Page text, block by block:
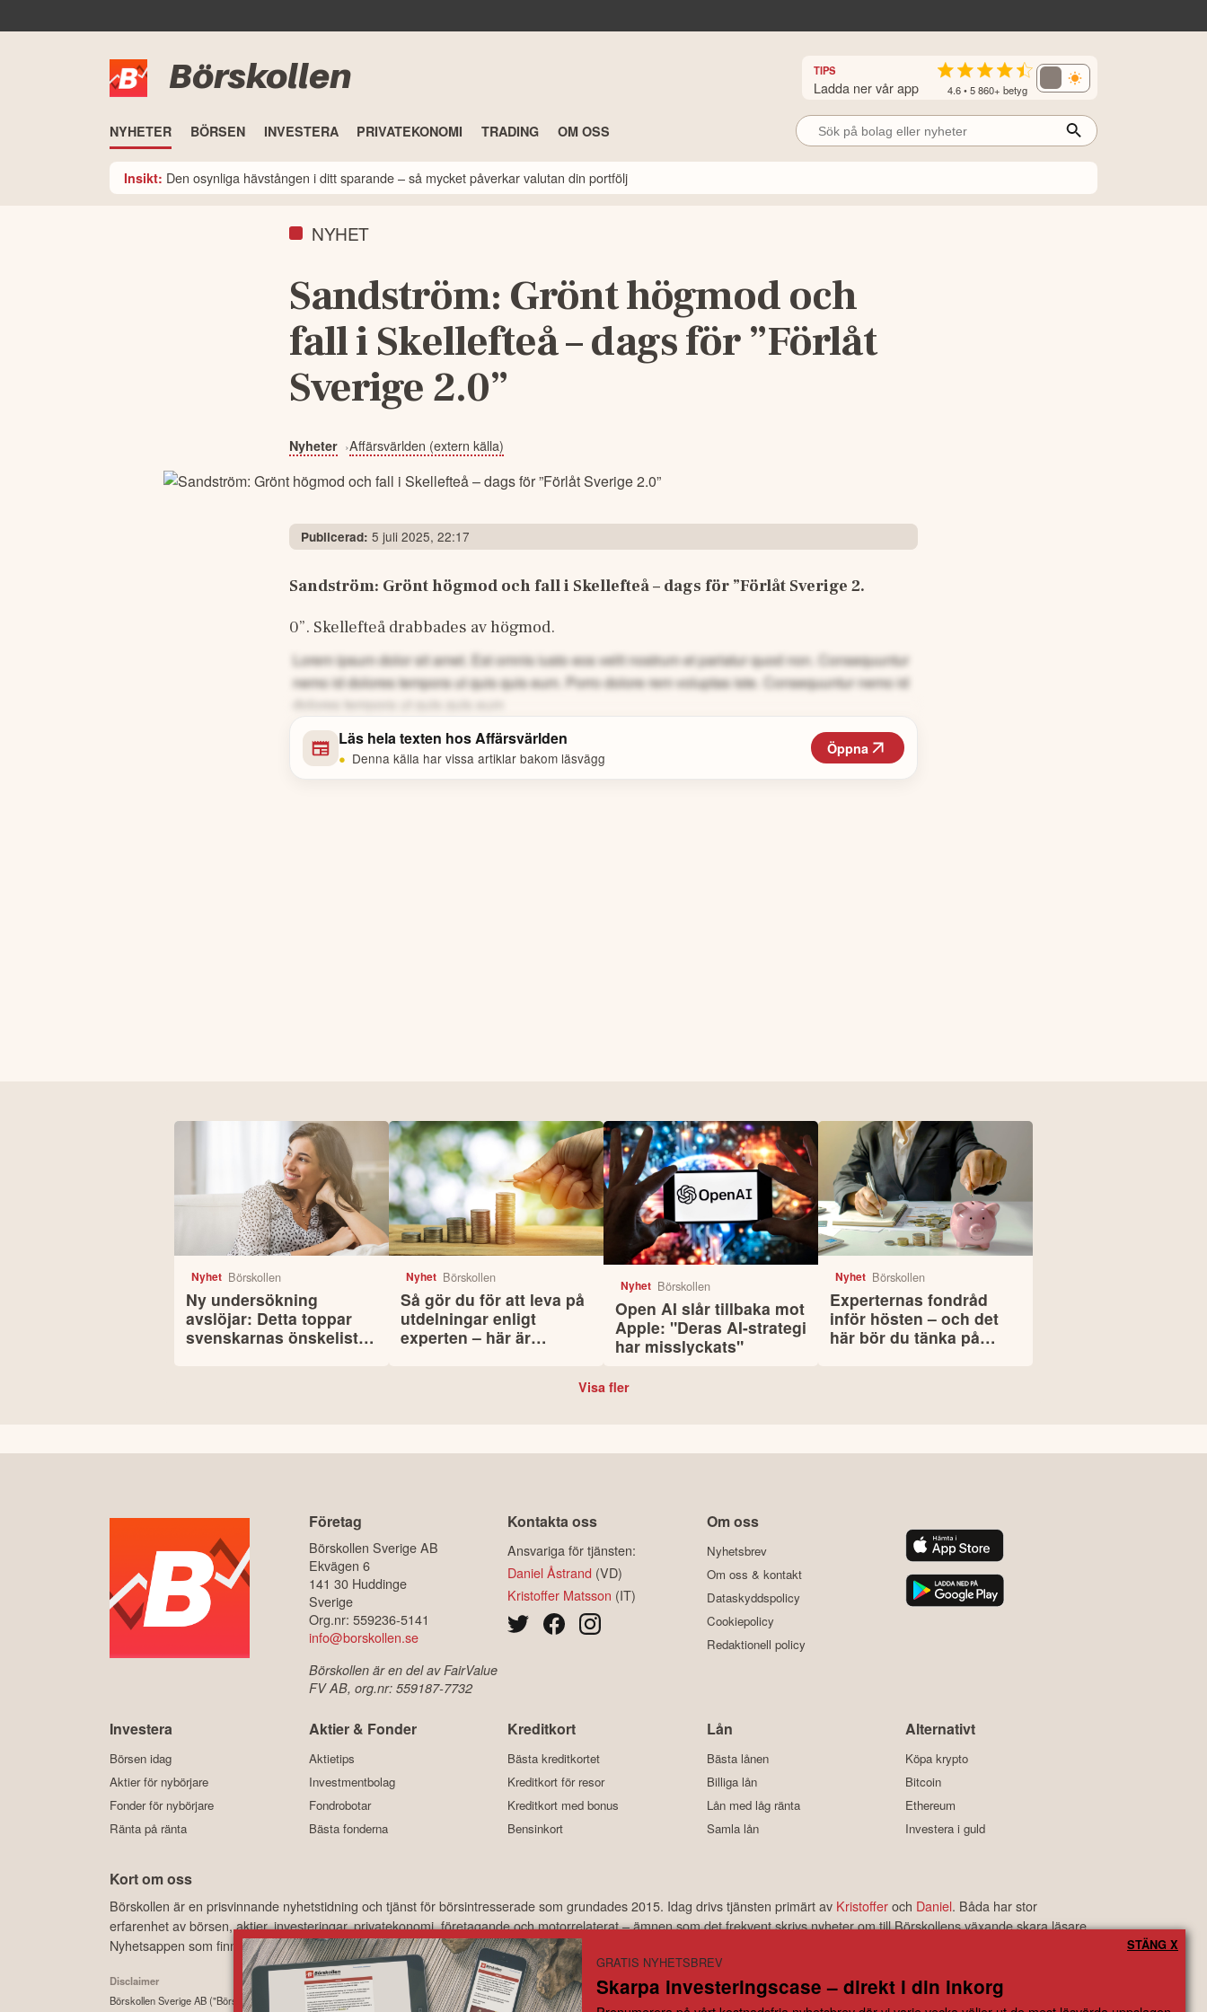
Börskollen TIPS
Ladda ner vår app 4.6 • 5 860+ betyg
NYHETER BÖRSEN INVESTERA PRIVATEKONOMI TRADING OM OSS
Insikt: Den osynliga hävstången i ditt sparande – så mycket påverkar valutan din portfölj
NYHET
Sandström: Grönt högmod och
fall i Skellefteå – dags för ”Förlåt
Sverige 2.0”
Nyheter Affärsvärlden (extern källa)
Publicerad: 5 juli 2025, 22:17
Sandström: Grönt högmod och fall i Skellefteå – dags för ”Förlåt Sverige 2.
0”. Skellefteå drabbades av högmod.
Lorem ipsum dolor sit amet. Est omnis iusto eos velit nostrum et pariatur quod non. Consequuntur
nemo id dolores tempora ut quis quis eum. Porro dolore rem voluptas iste. Consequuntur nemo id
dolores tempora ut quis quis eum
Läs hela texten hosAffärsvärlden
• Denna källa har vissa artiklar bakom läsvägg
Öppna
Nyhet Börskollen
Ny undersökning
avslöjar: Detta toppar
svenskarnas önskelista
Nyhet Börskollen
Så gör du för att leva på
utdelningar enligt
experten – här är
Nyhet Börskollen
Open AI slår tillbaka mot
Apple: "Deras AI-strategi
har misslyckats"
Nyhet Börskollen
Experternas fondråd
inför hösten – och det
här bör du tänka på
Visa fler
Företag
Börskollen Sverige AB
Ekvägen 6
141 30 Huddinge
Sverige
Org.nr: 559236-5141
info@borskollen.se
Börskollen är en del av FairValue
FV AB, org.nr: 559187-7732
Kontakta oss
Ansvariga för tjänsten:
Daniel Åstrand (VD)
Kristoffer Matsson (IT)
Om oss
Nyhetsbrev
Om oss & kontakt
Dataskyddspolicy
Cookiepolicy
Redaktionell policy
Investera
Börsen idag
Aktier för nybörjare
Fonder för nybörjare
Ränta på ränta
Aktier & Fonder
Aktietips
Investmentbolag
Fondrobotar
Bästa fonderna
Kreditkort
Bästa kreditkortet
Kreditkort för resor
Kreditkort med bonus
Bensinkort
Lån
Bästa lånen
Billiga lån
Lån med låg ränta
Samla lån
Alternativt
Köpa krypto
Bitcoin
Ethereum
Investera i guld
Kort om oss
Börskollen är en prisvinnande nyhetstidning och tjänst för börsintresserade som grundades 2015. Idag drivs tjänsten primärt av Kristofferoch Daniel. Båda har stor
erfarenhet av börsen, aktier, investeringar, privatekonomi, företagande och motorrelaterat – ämnen som det frekvent skrivs nyheter om till Börskollens växande skara läsare.
Nyhetsappen som finns tillgänglig, kostnadsfritt, har under åren laddats ner hundratusentals gånger och med ett användarbetyg som är bland de bästa i branschen.
Disclaimer
Börskollen Sverige AB ("Börskollen") är inte finansiella rådgivare, står inte under finansinspektionens tillsyn och ger inga råd till dig. Detta innebär att investeringsbeslut baserade på information som direkt eller indirekt härrörande
GRATIS NYHETSBREV
Skarpa investeringscase – direkt i din inkorg
STÄNG X